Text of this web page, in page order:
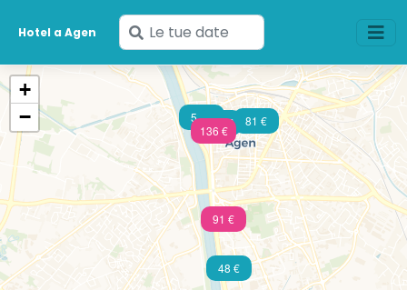
Hotel a Agen
Inserisci
le
tue
date
91 €
136 €
81 €
48 €
59 €139 €
+
−